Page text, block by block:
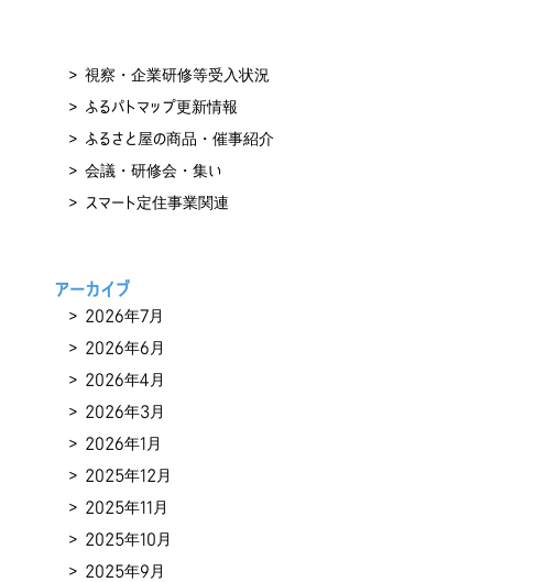
視察・企業研修等受入状況
ふるパトマップ更新情報
ふるさと屋の商品・催事紹介
会議・研修会・集い
スマート定住事業関連
アーカイブ
2026年7月
2026年6月
2026年4月
2026年3月
2026年1月
2025年12月
2025年11月
2025年10月
2025年9月